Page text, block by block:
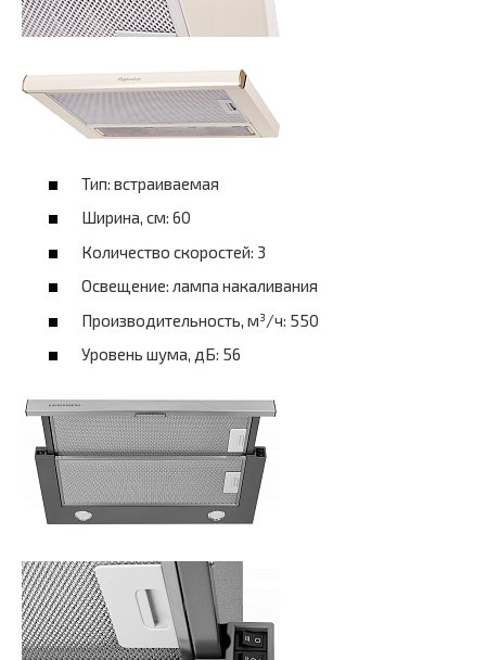
Тип: встраиваемая
Ширина, см: 60
Количество скоростей: 3
Освещение: лампа накаливания
Производительность, м³/ч: 550
Уровень шума, дБ: 56